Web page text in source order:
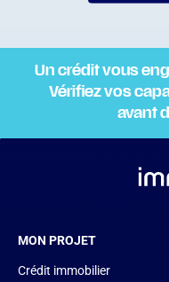
Un crédit vous
Vérifiez vos
avant
MON PROJET
Crédit immobilier